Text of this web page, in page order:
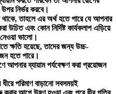
নির্ভর করবে।
থাকে, তাহলে এর অর্থ হতে পারে যে আপনার
এবং কোন নির্দিষ্ট কার্যকলাপ এড়িয়ে
নেওয়া ভালো।
ক্ষতি হয়েছে, তাদের জন্যউচ্চ-
হতে পারে।
আপনার ব্যায়াম পর্যবেক্ষণ করা প্রয়োজন
পরিমাণ বাড়ানো সবসময়ই